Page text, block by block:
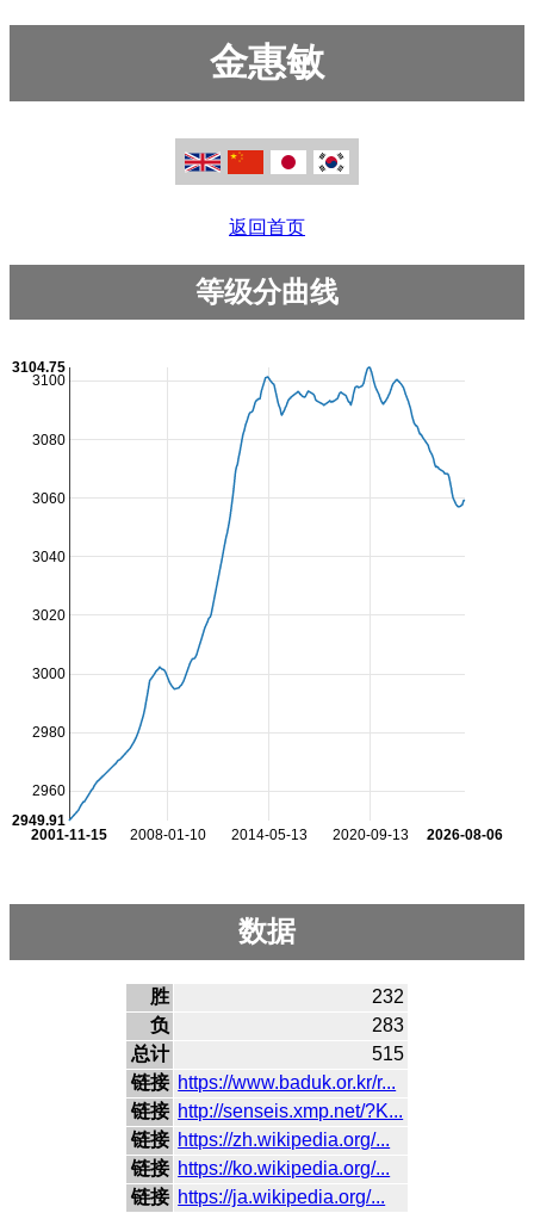
金惠敏
返回首页
等级分曲线
2008-01-10 2014-05-13 2020-09-13
2001-11-15 2026-08-06
2960
2980
3000
3020
3040
3060
3080
3100
2949.91
3104.75
数据
胜
232
负
283
总计
515
链接 https://www.baduk.or.kr/r...
链接 http://senseis.xmp.net/?K...
链接 https://zh.wikipedia.org/...
链接 https://ko.wikipedia.org/...
链接 https://ja.wikipedia.org/...